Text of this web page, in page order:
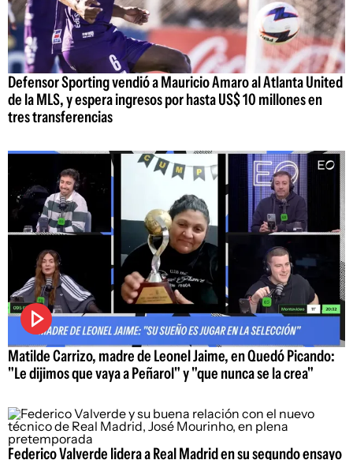
Defensor Sporting vendió a Mauricio Amaro al Atlanta United
de la MLS, y espera ingresos por hasta US$ 10 millones en
tres transferencias
Matilde Carrizo, madre de Leonel Jaime, en Quedó Picando:
"Le dijimos que vaya a Peñarol" y "que nunca se la crea"
Federico Valverde lidera a Real Madrid en su segundo ensayo